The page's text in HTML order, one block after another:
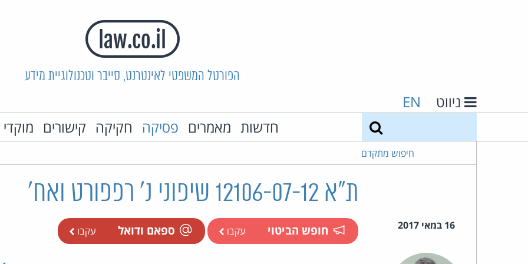
הפורטל המשפטי לאינטרנט, סייבר וטכנולוגיית מידע
ניווט EN
חדשות מאמרים פסיקה חקיקה קישורים
חיפוש מתקדם
ת"א 12106-07-12 שיפוני נ' רפפורט ואח'
16 במאי 2017 חופש הביטוי עקבו ספאם ודואל עקבו